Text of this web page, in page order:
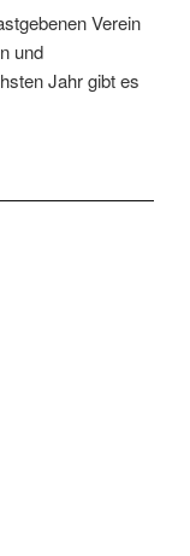
Verein
und
Jahr gibt es